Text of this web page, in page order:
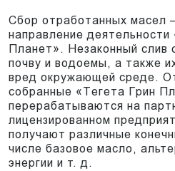
Сбор отработанных масел
направление деятельности
Планет». Незаконный слив
почву и водоемы, а также
вред окружающей среде.
собранные «Тегета Грин
перерабатываются на
лицензированном
получают различные
числе базовое масло,
энергии и т. д.